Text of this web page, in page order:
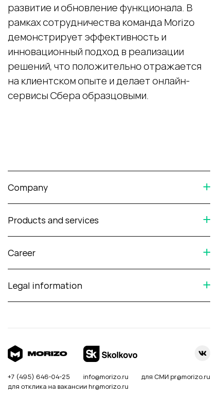
развитие и обновление функционала. В
рамках сотрудничества команда Morizo
демонстрирует эффективность и
инновационный подход в реализации
решений, что положительно отражается
на клиентском опыте и делает онлайн-
сервисы Сбера образцовыми.
Company
Products and services
Career
Legal information
+7 (495) 646-04-25 info@morizo.ru для СМИ pr@morizo.ru
для отклика на вакансии hr@morizo.ru